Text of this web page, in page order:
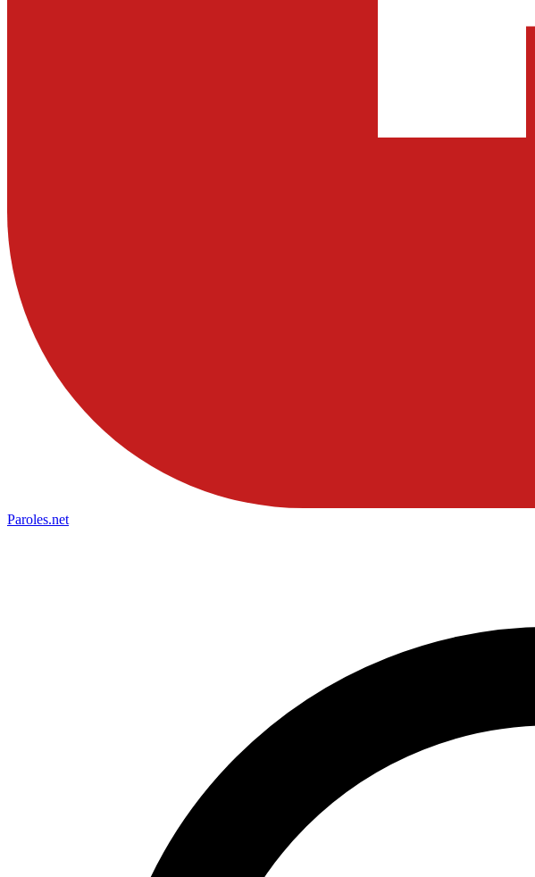
Paroles.net